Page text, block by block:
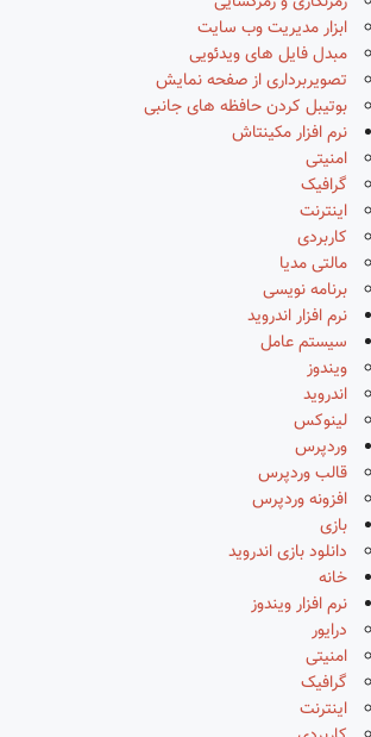
ابزار مدیریت وب سایت
مبدل فایل های ویدئویی
تصویربرداری از صفحه نمایش
بوتیبل کردن حافظه های جانبی
نرم افزار مکینتاش
امنیتی
گرافیک
اینترنت
کاربردی
مالتی مدیا
برنامه نویسی
نرم افزار اندروید
سیستم عامل
ویندوز
اندروید
لینوکس
وردپرس
قالب وردپرس
افزونه وردپرس
بازی
دانلود بازی اندروید
خانه
نرم افزار ویندوز
درایور
امنیتی
گرافیک
اینترنت